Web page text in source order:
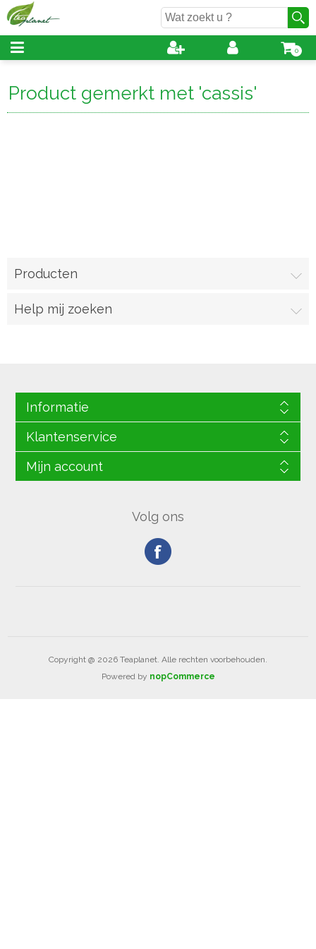
0
Product gemerkt met 'cassis'
Producten
Help mij zoeken
Informatie
Klantenservice
Mijn account
Volg ons
Copyright @ 2026 Teaplanet. Alle rechten voorbehouden.
Powered by nopCommerce